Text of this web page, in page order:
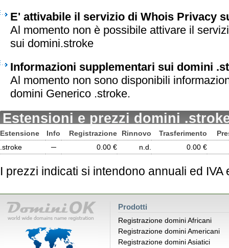
E' attivabile il servizio di Whois Privacy
Al momento non è possibile attivare il
sui domini.stroke
Informazioni supplementari sui domini
Al momento non sono disponibili
domini Generico .stroke.
Estensioni e prezzi domini
Estensione Info Registrazione Rinnovo Trasferimento
.stroke
─ 0.00 € n.d. 0.00 €
I prezzi indicati si intendono annuali ed IVA
Prodotti
Registrazione domini Africani
Registrazione domini Americani
Registrazione domini Asiatici